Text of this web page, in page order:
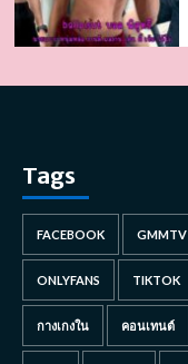
Tags
FACEBOOK GMMTV
ONLYFANS TIKTOK
กางเกงใน คอนเทนต์